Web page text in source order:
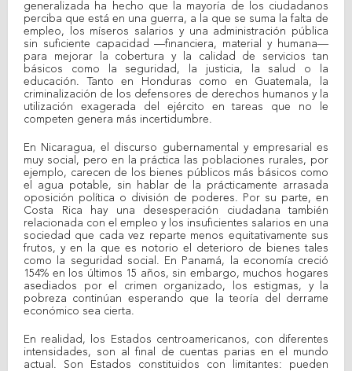
generalizada ha hecho que la mayoría de los ciudadanos
perciba que está en una guerra, a la que se suma la falta de
empleo, los míseros salarios y una administración pública
sin suficiente capacidad —financiera, material y humana―
para mejorar la cobertura y la calidad de servicios tan
básicos como la seguridad, la justicia, la salud o la
educación. Tanto en Honduras como en Guatemala, la
criminalización de los defensores de derechos humanos y la
utilización exagerada del ejército en tareas que no le
competen genera más incertidumbre.
En Nicaragua, el discurso gubernamental y empresarial es
muy social, pero en la práctica las poblaciones rurales, por
ejemplo, carecen de los bienes públicos más básicos como
el agua potable, sin hablar de la prácticamente arrasada
oposición política o división de poderes. Por su parte, en
Costa Rica hay una desesperación ciudadana también
relacionada con el empleo y los insuficientes salarios en una
sociedad que cada vez reparte menos equitativamente sus
frutos, y en la que es notorio el deterioro de bienes tales
como la seguridad social. En Panamá, la economía creció
154% en los últimos 15 años, sin embargo, muchos hogares
asediados por el crimen organizado, los estigmas, y la
pobreza continúan esperando que la teoría del derrame
económico sea cierta.
En realidad, los Estados centroamericanos, con diferentes
intensidades, son al final de cuentas parias en el mundo
actual. Son Estados constituidos con limitantes: pueden